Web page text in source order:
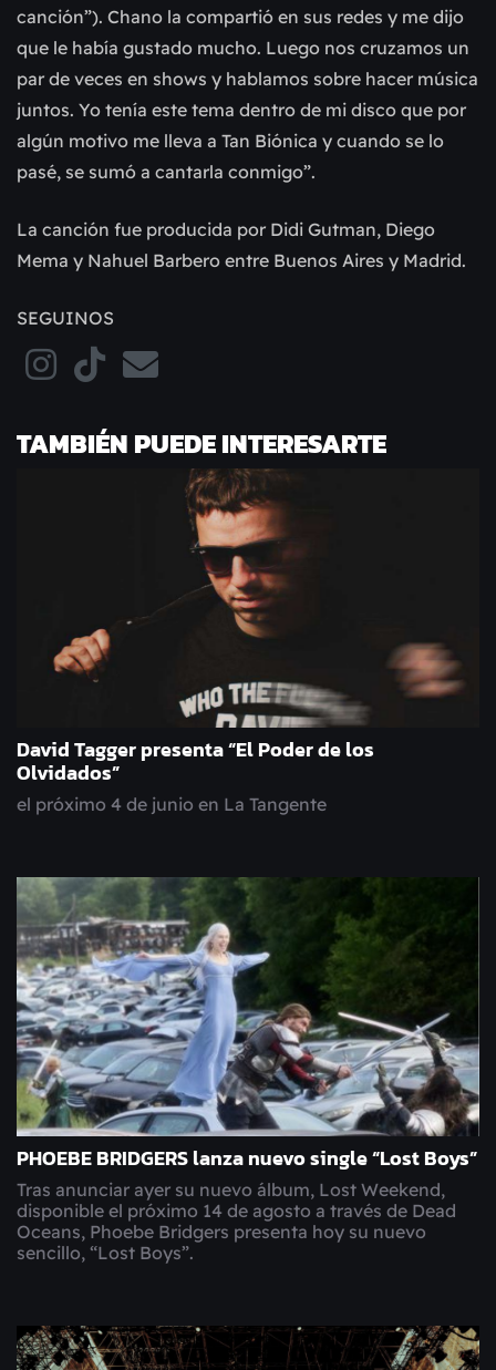
canción”). Chano la compartió en sus redes y me dijo
que le había gustado mucho. Luego nos cruzamos un
par de veces en shows y hablamos sobre hacer música
juntos. Yo tenía este tema dentro de mi disco que por
algún motivo me lleva a Tan Biónica y cuando se lo
pasé, se sumó a cantarla conmigo”.
La canción fue producida por Didi Gutman, Diego
Mema y Nahuel Barbero entre Buenos Aires y Madrid.
SEGUINOS
TAMBIÉN PUEDE INTERESARTE
David Tagger presenta “El Poder de los
Olvidados”
el próximo 4 de junio en La Tangente
PHOEBE BRIDGERS lanza nuevo single “Lost Boys”
Tras anunciar ayer su nuevo álbum, Lost Weekend,
disponible el próximo 14 de agosto a través de Dead
Oceans, Phoebe Bridgers presenta hoy su nuevo
sencillo, “Lost Boys”.